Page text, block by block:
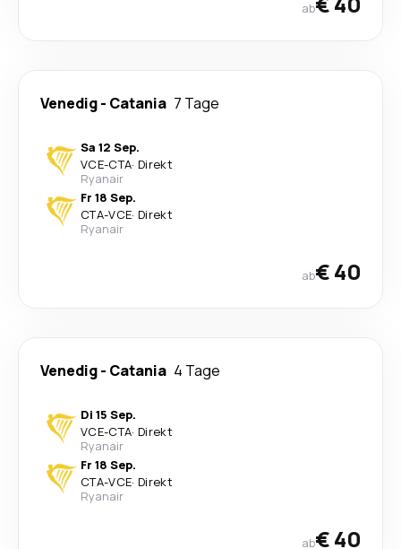
ab
Venedig- Catania 7 Tage
Sa 12 Sep.
VCE-CTA· Direkt
Ryanair
Fr 18 Sep.
CTA-VCE· Direkt
Ryanair
ab€ 40
Venedig- Catania 4 Tage
Di 15 Sep.
VCE-CTA· Direkt
Ryanair
Fr 18 Sep.
CTA-VCE· Direkt
Ryanair
ab€ 40